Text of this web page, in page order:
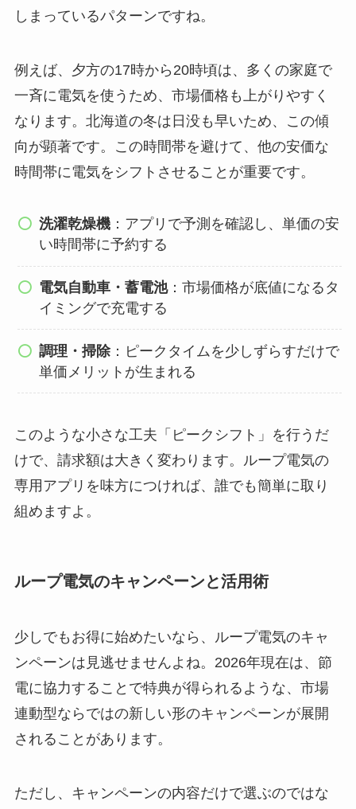
しまっているパターンですね。
例えば、夕方の17時から20時頃は、多くの家庭で
一斉に電気を使うため、市場価格も上がりやすく
なります。北海道の冬は日没も早いため、この傾
向が顕著です。この時間帯を避けて、他の安価な
時間帯に電気をシフトさせることが重要です。
洗濯乾燥機 ：アプリで予測を確認し、単価の安
い時間帯に予約する
電気自動車・蓄電池：市場価格が底値になるタ
イミングで充電する
調理・掃除：ピークタイムを少しずらすだけで
単価メリットが生まれる
このような小さな工夫「ピークシフト」を行うだ
けで、請求額は大きく変わります。ループ電気の
専用アプリを味方につければ、誰でも簡単に取り
組めますよ。
ループ電気のキャンペーンと活用術
少しでもお得に始めたいなら、ループ電気のキャ
ンペーンは見逃せませんよね。2026年現在は、節
電に協力することで特典が得られるような、市場
連動型ならではの新しい形のキャンペーンが展開
されることがあります。
ただし、キャンペーンの内容だけで選ぶのではな